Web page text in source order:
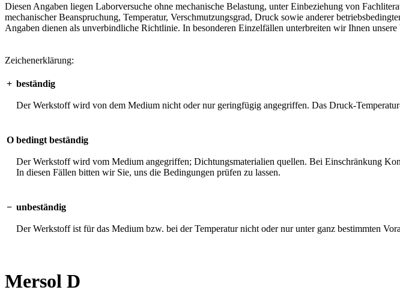
Diesen Angaben liegen Laborversuche ohne mechanische Belastung, unter Einbeziehung von
mechanischer Beanspruchung, Temperatur, Verschmutzungsgrad, Druck sowie anderer
Angaben dienen als unverbindliche Richtlinie. In besonderen Einzelfällen unterbreiten wir Ihnen unsere
Zeichenerklärung:
+ beständig
Der Werkstoff wird von dem Medium nicht oder nur geringfügig angegriffen. Das Druck-
O bedingt beständig
Der Werkstoff wird vom Medium angegriffen; Dichtungsmaterialien quellen. Bei Einschränkung
In diesen Fällen bitten wir Sie, uns die Bedingungen prüfen zu lassen.
− unbeständig
Der Werkstoff ist für das Medium bzw. bei der Temperatur nicht oder nur unter ganz bestimmten
Mersol D